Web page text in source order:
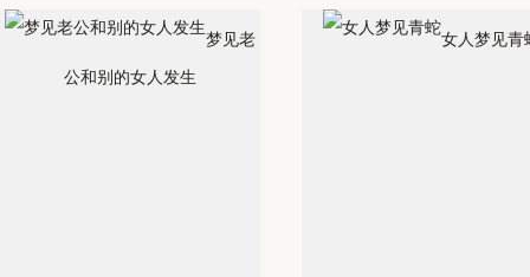
梦见老
公和别的女人发生
女人梦见青